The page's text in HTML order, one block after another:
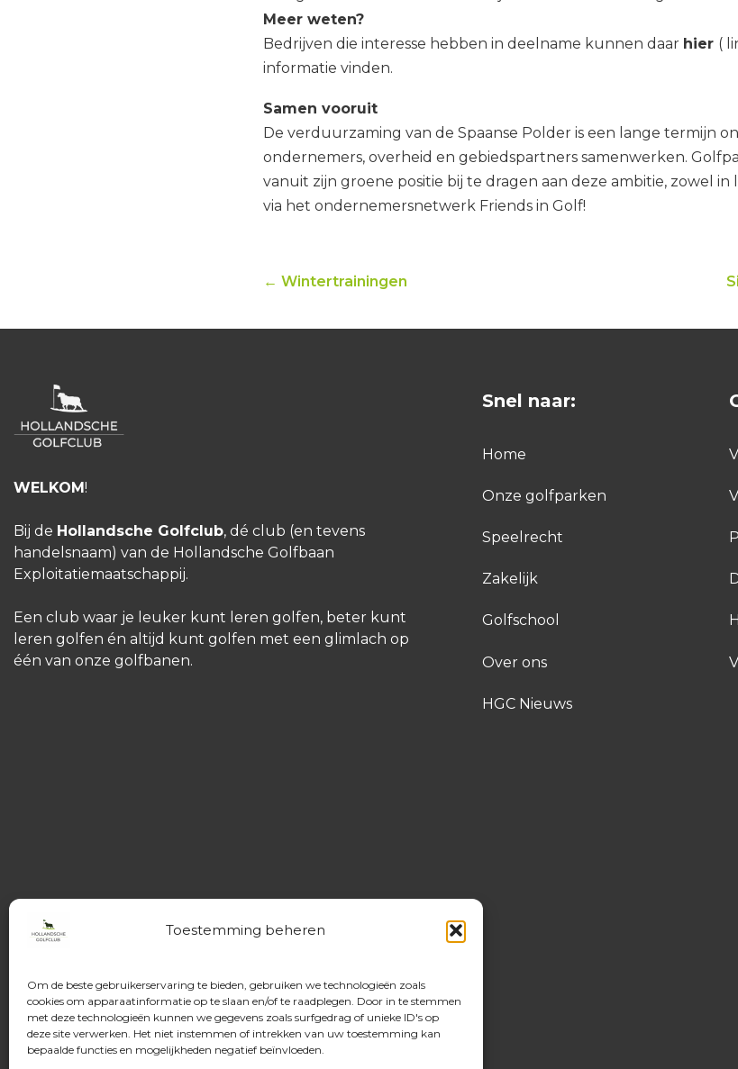
Toestemming beheren
Om de beste gebruikerservaring te bieden, gebruiken we technologieën zoals
cookies om apparaatinformatie op te slaan en/of te raadplegen. Door in te stemmen
met deze technologieën kunnen we gegevens zoals surfgedrag of unieke ID's op
deze site verwerken. Het niet instemmen of intrekken van uw toestemming kan
bepaalde functies en mogelijkheden negatief beïnvloeden.
Meer weten?
Bedrijven die interesse hebben in deelname kunnen daar hier (
informatie vinden.
Samen vooruit
De verduurzaming van de Spaanse Polder is een lange termijn
ondernemers, overheid en gebiedspartners samenwerken.
vanuit zijn groene positie bij te dragen aan deze ambitie, zowel in
via het ondernemersnetwerk Friends in Golf!
← Wintertrainingen
WELKOM!
Bij de Hollandsche Golfclub, dé club (en tevens
handelsnaam) van de Hollandsche Golfbaan
Exploitatiemaatschappij.
Een club waar je leuker kunt leren golfen, beter kunt
leren golfen én altijd kunt golfen met een glimlach op
één van onze golfbanen.
Snel naar:
Home
Onze golfparken
Speelrecht
Zakelijk
Golfschool
Over ons
HGC Nieuws